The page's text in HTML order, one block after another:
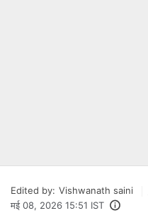
Edited by: Vishwanath saini
मई 08, 2026 15:51 IST